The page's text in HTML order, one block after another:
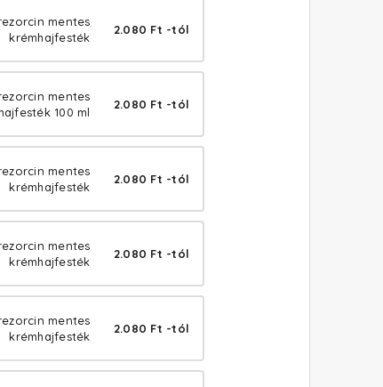
mentes
krémhajfesték
2.080 Ft -tól
mentes
100 ml
2.080 Ft -tól
mentes
krémhajfesték
2.080 Ft -tól
mentes
krémhajfesték
2.080 Ft -tól
mentes
krémhajfesték
2.080 Ft -tól